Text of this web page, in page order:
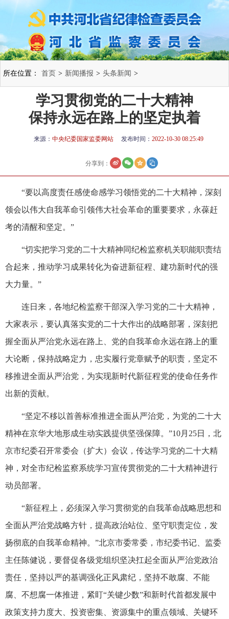
所在位置： 首页 > 新闻播报 > 头条新闻 >
学习贯彻党的二十大精神
保持永远在路上的坚定执着
来源： 中央纪委国家监委网站 发布时间： 2022-10-30 08:25:49
分享到：
“要以高度责任感使命感学习领悟党的二十大精神，深刻
领会以伟大自我革命引领伟大社会革命的重要要求，永葆赶
考的清醒和坚定。”
“切实把学习党的二十大精神同纪检监察机关职能职责结
合起来，推动学习成果转化为奋进新征程、建功新时代的强
大力量。”
连日来，各地纪检监察干部深入学习党的二十大精神，
大家表示，要认真落实党的二十大作出的战略部署，深刻把
握全面从严治党永远在路上、党的自我革命永远在路上的重
大论断，保持战略定力，忠实履行党章赋予的职责，坚定不
移推进全面从严治党，为实现新时代新征程党的使命任务作
出新的贡献。
“坚定不移以首善标准推进全面从严治党，为党的二十大
精神在京华大地形成生动实践提供坚强保障。”10月25日，北
京市纪委召开常委会（扩大）会议，传达学习党的二十大精
神，对全市纪检监察系统学习宣传贯彻党的二十大精神进行
动员部署。
“新征程上，必须深入学习贯彻党的自我革命战略思想和
全面从严治党战略方针，提高政治站位、坚守职责定位，发
扬彻底的自我革命精神。”北京市委常委，市纪委书记、监委
主任陈健说，要督促各级党组织坚决扛起全面从严治党政治
责任，坚持以严的基调强化正风肃纪，坚持不敢腐、不能
腐、不想腐一体推进，紧盯“关键少数”和新时代首都发展中
政策支持力度大、投资密集、资源集中的重点领域、关键环